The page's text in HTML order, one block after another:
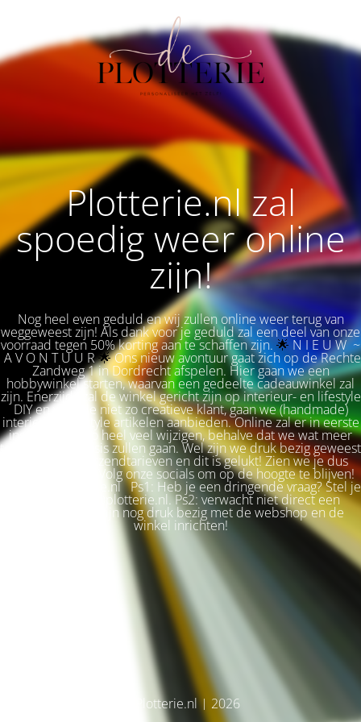
Plotterie.nl zal
spoedig weer online
zijn!
Nog heel even geduld en wij zullen online weer terug van
weggeweest zijn! Als dank voor je geduld zal een deel van onze
voorraad tegen 50% korting aan te schaffen zijn. 🌟 N I E U W ~
A V O N T U U R🌟Ons nieuw avontuur gaat zich op de Rechte
Zandweg 1 in Dordrecht afspelen. Hier gaan we een
hobbywinkel starten, waarvan een gedeelte cadeauwinkel zal
zijn. Enerzijds zal de winkel gericht zijn op interieur- en lifestyle
DIY en voor de niet zo creatieve klant, gaan we (handmade)
interieur & lifestyle artikelen aanbieden. Online zal er in eerste
instantie niet zo heel veel wijzigen, behalve dat we wat meer
terug naar de basis zullen gaan. Wel zijn we druk bezig geweest
met betere verzendtarieven en dit is gelukt! Zien we je dus
snel weer terug? Volg onze socials om op de hoogte te blijven!
Liefs, Ilse. Plotterie.nl Ps1: Heb je een dringende vraag? Stel je
vraag via info@plotterie.nl. Ps2: verwacht niet direct een
antwoord. We zijn nog druk bezig met de webshop en de
winkel inrichten!
© Plotterie.nl | 2026